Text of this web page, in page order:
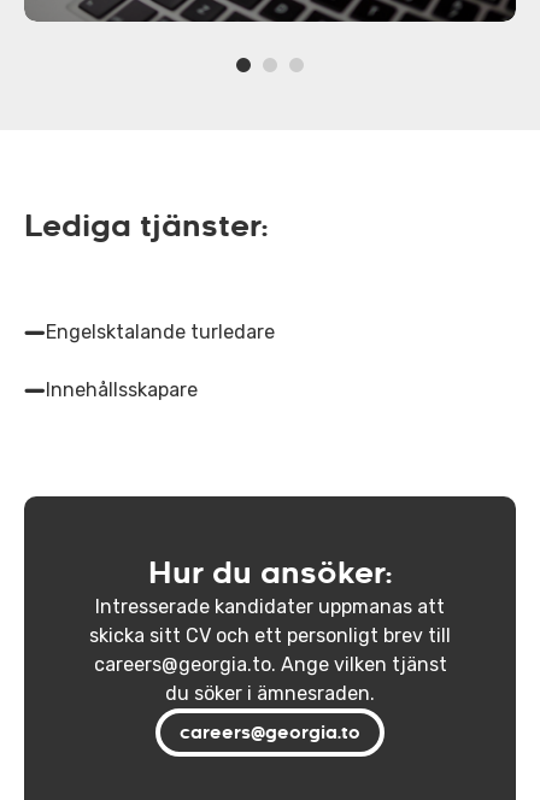
Lediga tjänster:
Engelsktalande turledare
Innehållsskapare
Hur du ansöker:
Intresserade kandidater uppmanas att
skicka sitt CV och ett personligt brev till
careers@georgia.to. Ange vilken tjänst
du söker i ämnesraden.
careers@georgia.to